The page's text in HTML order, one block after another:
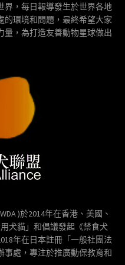
界，每日報導發生於世界各地
的環境和問題，最終希望大家
量，為打造友善動物星球做出
)於2014年在香港、美國、
犬貓」和倡議發起《禁食犬
年在日本註冊「一般社團法
事處，專注於推廣動保教育和